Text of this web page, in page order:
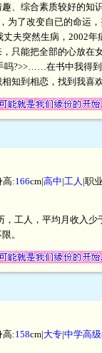
、综合素质较好的
了改变自已的命运
夫突然生病，2002
只能把全部的心放
吗?>>……在书中我得
知到相恋，找到我
高:166cm|高中|工人 |职
工人，平均月收入
。
高:158cm|大专|中学高